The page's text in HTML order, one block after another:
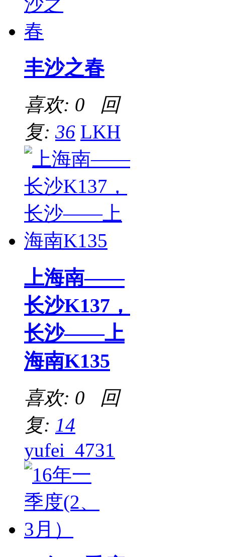
丰沙之春
喜欢: 0 回
复: 36 LKH
上海南——
长沙K137，
长沙——上
海南K135
喜欢: 0 回
复: 14
yufei_4731